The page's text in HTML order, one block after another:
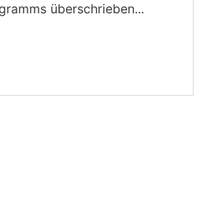
überschrieben...